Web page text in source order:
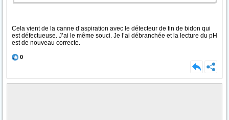
Cela vient de la canne d’aspiration avec le détecteur de fin de bidon qui
est défectueuse. J’ai le même souci. Je l’ai débranchée et la lecture du pH
est de nouveau correcte.
0